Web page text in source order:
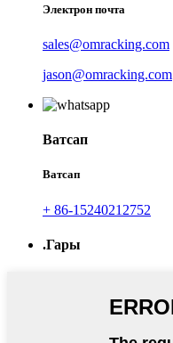
Электрон почта
sales@omracking.com
jason@omracking.com
Ватсап
Ватсап
+ 86-15240212752
.Гары